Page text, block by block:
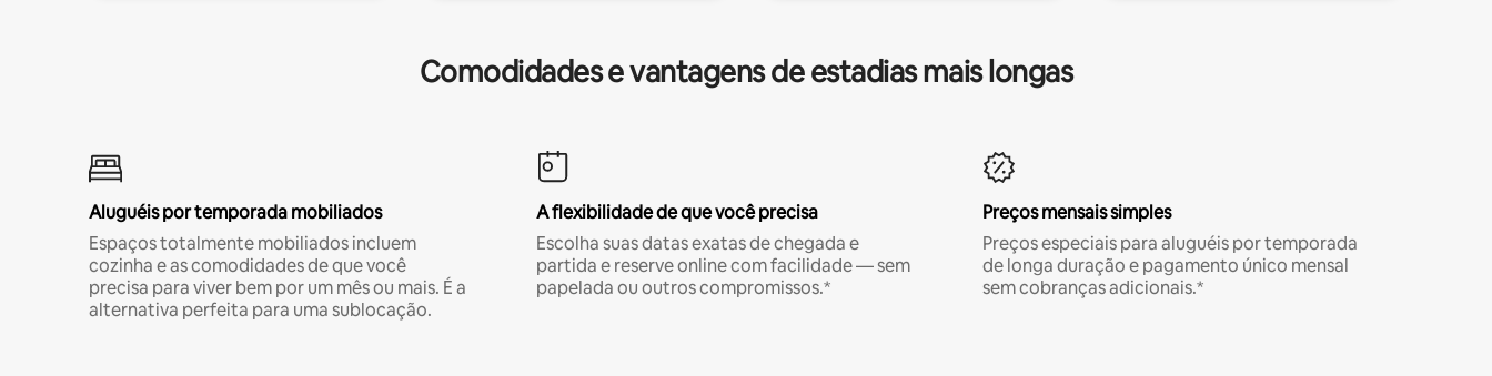
Comodidades e vantagens de estadias mais longas
Aluguéis por temporada mobiliados
Espaços totalmente mobiliados incluem
cozinha e as comodidades de que você
precisa para viver bem por um mês ou mais. É a
alternativa perfeita para uma sublocação.
A flexibilidade de que você precisa
Escolha suas datas exatas de chegada e
partida e reserve online com facilidade — sem
papelada ou outros compromissos.*
Preços mensais simples
Preços especiais para aluguéis por temporada
de longa duração e pagamento único mensal
sem cobranças adicionais.*